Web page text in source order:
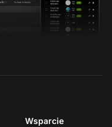
Wsparcie